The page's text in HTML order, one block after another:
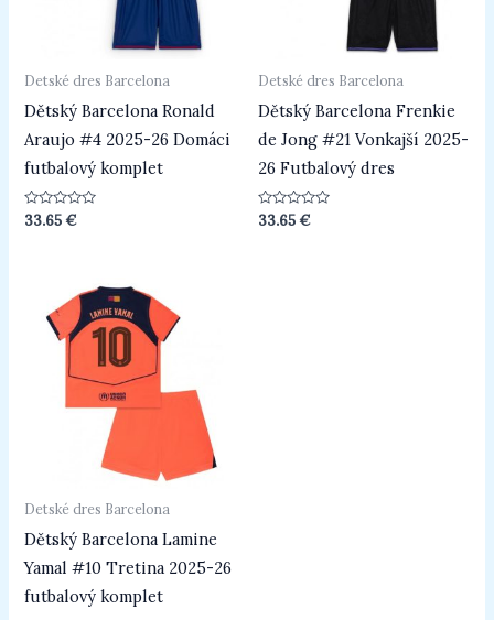
Detské dres Barcelona
Dětský Barcelona Ronald
Araujo #4 2025-26 Domáci
futbalový komplet
Hodnotenie
0
33.65€
Detské dres Barcelona
Dětský Barcelona Frenkie
de Jong #21 Vonkajší 2025-
26 Futbalový dres
Hodnotenie
0
33.65€
Detské dres Barcelona
Dětský Barcelona Lamine
Yamal #10 Tretina 2025-26
futbalový komplet